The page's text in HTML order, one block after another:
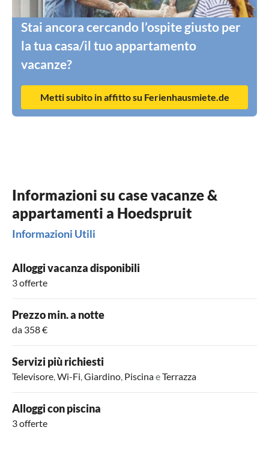
Stai ancora cercando l’ospite giusto per
la tua casa/il tuo appartamento
vacanze?
Metti subito in affitto su Ferienhausmiete.de
Informazioni su case vacanze &
appartamenti a Hoedspruit
Informazioni Utili
Alloggi vacanza disponibili
3 offerte
Prezzo min. a notte
da 358 €
Servizi più richiesti
Televisore Wi-Fi Giardino PiscinaeTerrazza
Alloggi con piscina
3 offerte